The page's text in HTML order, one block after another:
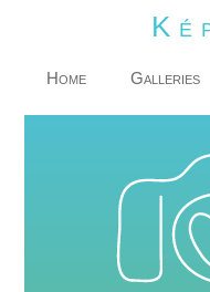
Home Galleries